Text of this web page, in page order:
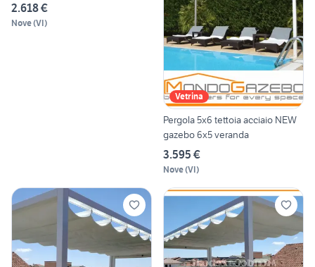
2.618 €
Nove(VI)
Vetrina
Pergola 5x6 tettoia acciaio NEW
gazebo 6x5 veranda
3.595 €
Nove(VI)